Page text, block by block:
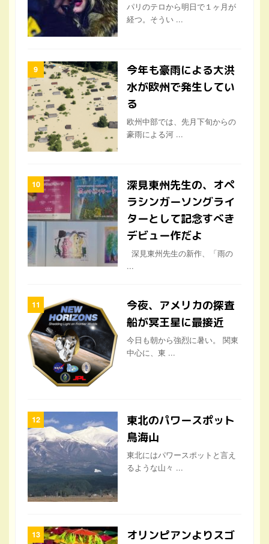
パリのテロから明日で１ヶ月が
経つ。そうい ...
今年も豪雨による大洪
水が欧州で発生してい
る
欧州中部では、先月下旬からの
豪雨による河 ...
深見東州先生の、オペ
ラシンガーソングライ
ターとして記念すべき
デビュー作だよ
深見東州先生の新作、「雨の
...
今夜、アメリカの探査
船が冥王星に最接近
今日も朝から強烈に暑い。 関東
中心に、東 ...
東北のパワースポット
鳥海山
東北にはパワースポットと言え
るような山々 ...
オリンピアンよりスゴ